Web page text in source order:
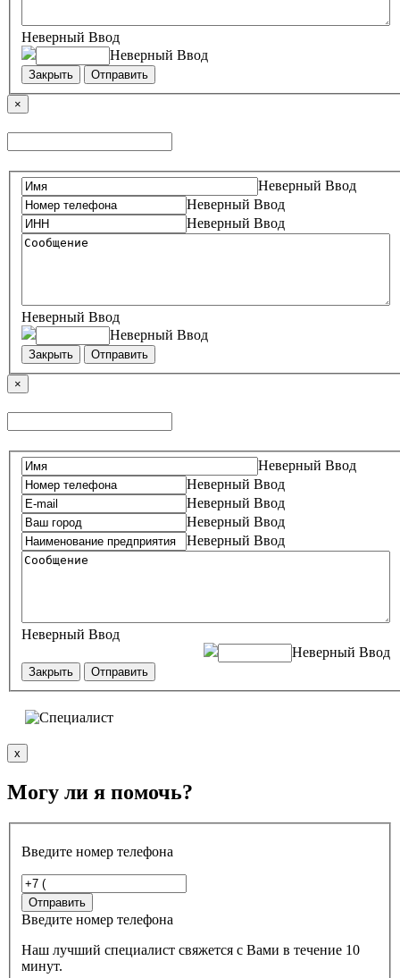
Неверный Ввод
Неверный Ввод
Закрыть Отправить
×
Неверный Ввод
Неверный Ввод
Неверный Ввод
Неверный Ввод
Неверный Ввод
Закрыть Отправить
×
Неверный Ввод
Неверный Ввод
Неверный Ввод
Неверный Ввод
Неверный Ввод
Неверный Ввод
Неверный Ввод
Закрыть Отправить
x
Могу ли я помочь?
Введите номер телефона
Введите номер телефона
Наш лучший специалист свяжется с Вами в течение 10
минут.